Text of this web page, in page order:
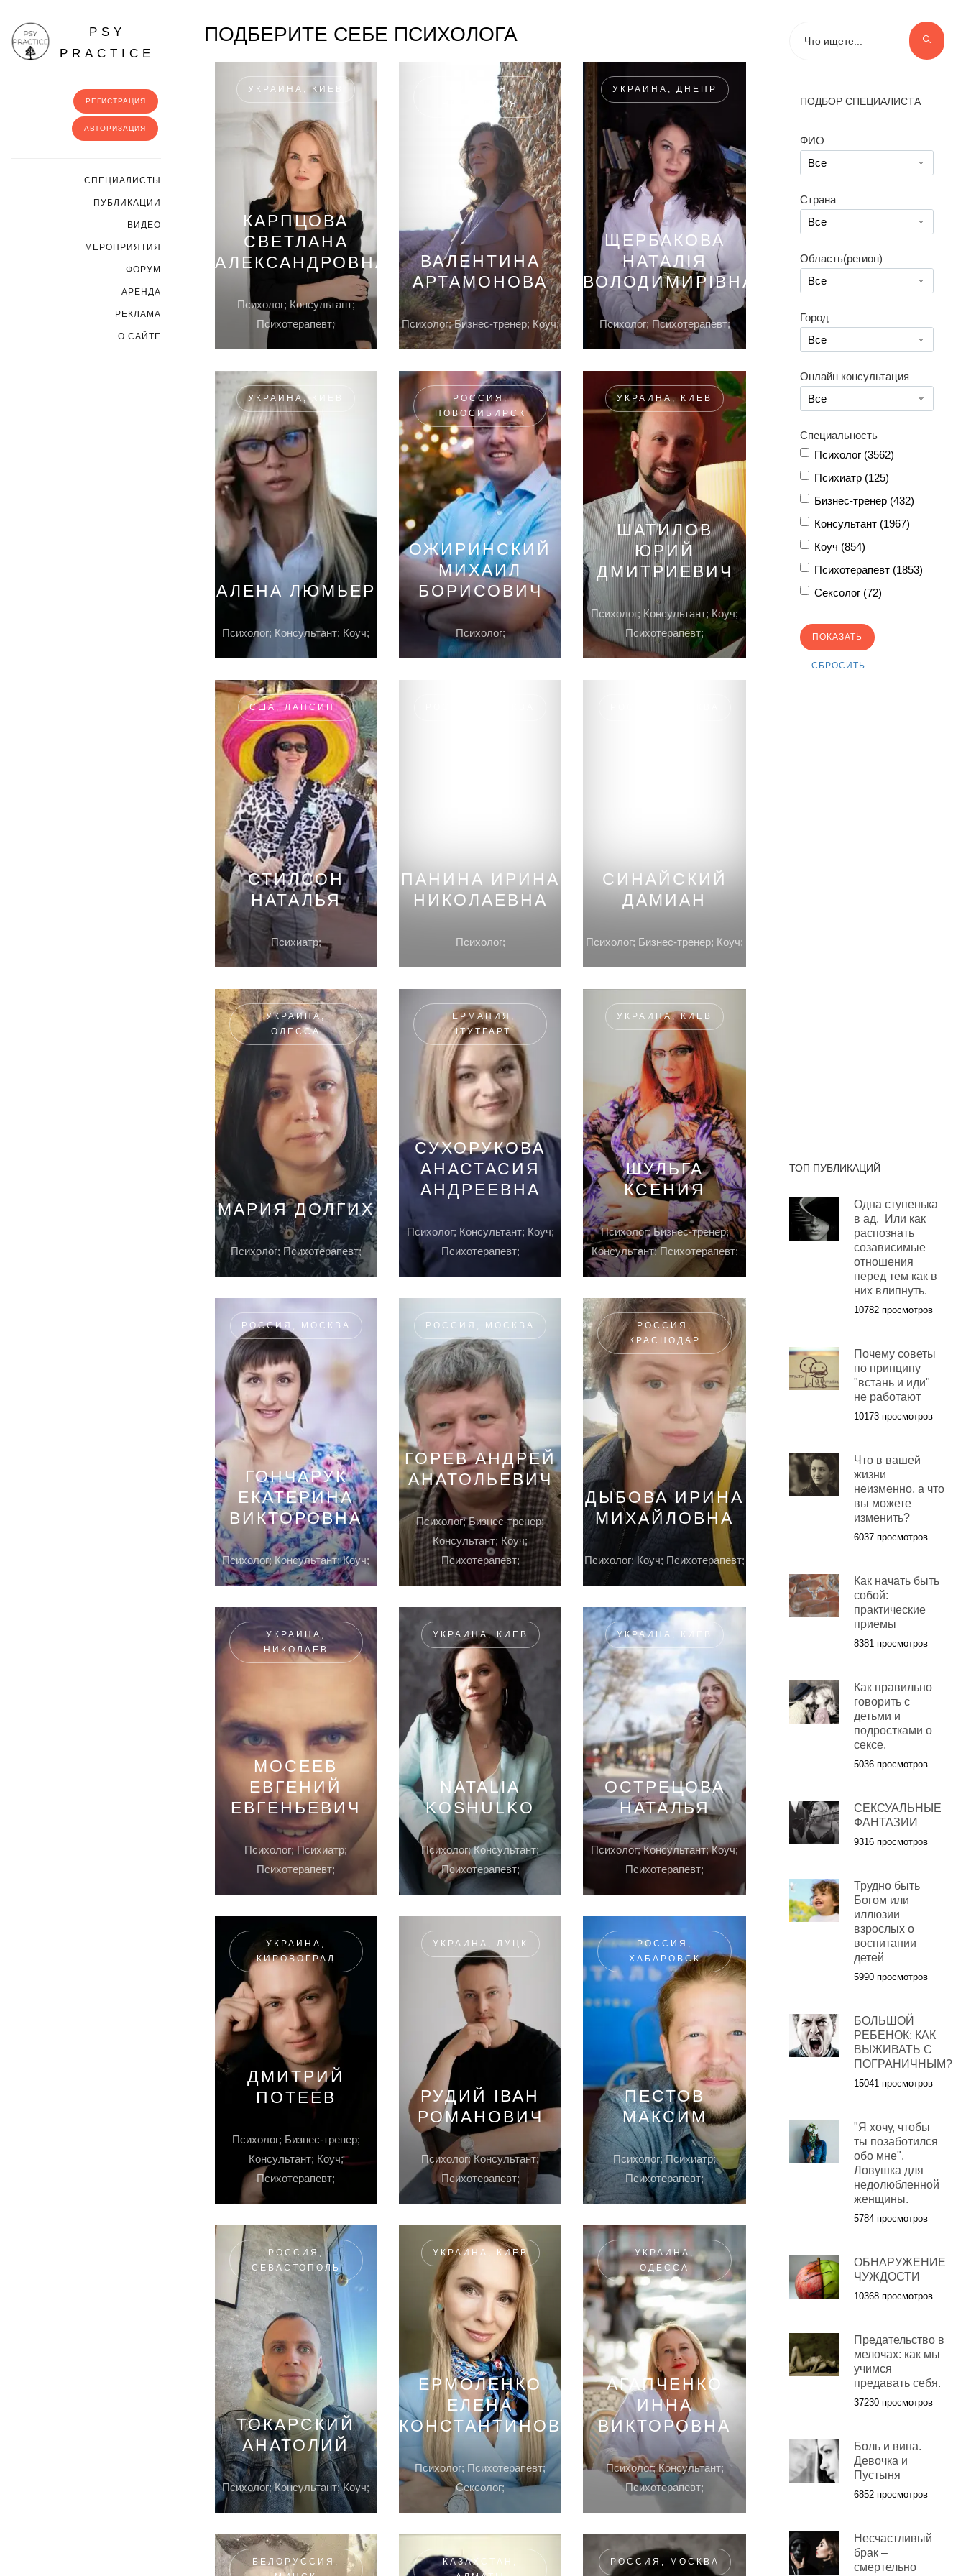
PSY
PRACTICE
РЕГИСТРАЦИЯ
АВТОРИЗАЦИЯ
CПЕЦИАЛИСТЫ
ПУБЛИКАЦИИ
ВИДЕО
МЕРОПРИЯТИЯ
ФОРУМ
АРЕНДА
РЕКЛАМА
О САЙТЕ
ПОДБЕРИТЕ СЕБЕ ПСИХОЛОГА
УКРАИНА, КИЕВ
КАРПЦОВА
СВЕТЛАНА
АЛЕКСАНДРОВНА
Психолог; Консультант;
Психотерапевт;
ФРАНЦИЯ,
НОРМАНДИЯ
ВАЛЕНТИНА
АРТАМОНОВА
Психолог; Бизнес-тренер; Коуч;
УКРАИНА, ДНЕПР
ЩЕРБАКОВА
НАТАЛІЯ
ВОЛОДИМИРІВНА
Психолог; Психотерапевт;
УКРАИНА, КИЕВ
АЛЕНА ЛЮМЬЕР
Психолог; Консультант; Коуч;
РОССИЯ,
НОВОСИБИРСК
ОЖИРИНСКИЙ
МИХАИЛ
БОРИСОВИЧ
Психолог;
УКРАИНА, КИЕВ
ШАТИЛОВ
ЮРИЙ
ДМИТРИЕВИЧ
Психолог; Консультант; Коуч;
Психотерапевт;
США, ЛАНСИНГ
СТИЛСОН
НАТАЛЬЯ
Психиатр;
ПАНИНА ИРИНА
НИКОЛАЕВНА
Психолог;
СИНАЙСКИЙ
ДАМИАН
Психолог; Бизнес-тренер; Коуч;
УКРАИНА,
ОДЕССА
МАРИЯ ДОЛГИХ
Психолог; Психотерапевт;
ГЕРМАНИЯ,
ШТУТГАРТ
СУХОРУКОВА
АНАСТАСИЯ
АНДРЕЕВНА
Психолог; Консультант; Коуч;
Психотерапевт;
УКРАИНА, КИЕВ
ШУЛЬГА
КСЕНИЯ
Психолог; Бизнес-тренер;
Консультант; Психотерапевт;
РОССИЯ, МОСКВА
ГОНЧАРУК
ЕКАТЕРИНА
ВИКТОРОВНА
Психолог; Консультант; Коуч;
РОССИЯ, МОСКВА
ГОРЕВ АНДРЕЙ
АНАТОЛЬЕВИЧ
Психолог; Бизнес-тренер;
Консультант; Коуч;
Психотерапевт;
РОССИЯ,
КРАСНОДАР
ДЫБОВА ИРИНА
МИХАЙЛОВНА
Психолог; Коуч; Психотерапевт;
УКРАИНА,
НИКОЛАЕВ
МОСЕЕВ
ЕВГЕНИЙ
ЕВГЕНЬЕВИЧ
Психолог; Психиатр;
Психотерапевт;
УКРАИНА, КИЕВ
NATALIA
KOSHULKO
Психолог; Консультант;
Психотерапевт;
УКРАИНА, КИЕВ
ОСТРЕЦОВА
НАТАЛЬЯ
Психолог; Консультант; Коуч;
Психотерапевт;
УКРАИНА,
КИРОВОГРАД
ДМИТРИЙ
ПОТЕЕВ
Психолог; Бизнес-тренер;
Консультант; Коуч;
Психотерапевт;
УКРАИНА, ЛУЦК
РУДИЙ ІВАН
РОМАНОВИЧ
Психолог; Консультант;
Психотерапевт;
РОССИЯ,
ХАБАРОВСК
ПЕСТОВ
МАКСИМ
Психолог; Психиатр;
Психотерапевт;
РОССИЯ,
СЕВАСТОПОЛЬ
ТОКАРСКИЙ
АНАТОЛИЙ
Психолог; Консультант; Коуч;
УКРАИНА, КИЕВ
ЕРМОЛЕНКО
ЕЛЕНА
КОНСТАНТИНОВНА
Психолог; Психотерапевт;
Сексолог;
УКРАИНА,
ОДЕССА
АГАПЧЕНКО
ИННА
ВИКТОРОВНА
Психолог; Консультант;
Психотерапевт;
БЕЛОРУССИЯ,
КАЗАХСТАН,
РОССИЯ, МОСКВА
ПОДБОР СПЕЦИАЛИСТА
ФИО
Все
Страна
Все
Область(регион)
Все
Город
Все
Онлайн консультация
Все
Специальность
Психолог (3562)
Психиатр (125)
Бизнес-тренер (432)
Консультант (1967)
Коуч (854)
Психотерапевт (1853)
Сексолог (72)
ТОП ПУБЛИКАЦИЙ
Одна ступенька
в ад. Или как
распознать
созависимые
отношения
перед тем как в
них влипнуть.
10782 просмотров
Почему советы
по принципу
"встань и иди"
не работают
10173 просмотров
Что в вашей
жизни
неизменно, а что
вы можете
изменить?
6037 просмотров
Как начать быть
собой:
практические
приемы
8381 просмотров
Как правильно
говорить с
детьми и
подростками о
сексе.
5036 просмотров
СЕКСУАЛЬНЫЕ
ФАНТАЗИИ
9316 просмотров
Трудно быть
Богом или
иллюзии
взрослых о
воспитании
детей
5990 просмотров
БОЛЬШОЙ
РЕБЕНОК: КАК
ВЫЖИВАТЬ С
ПОГРАНИЧНЫМ?
15041 просмотров
"Я хочу, чтобы
ты позаботился
обо мне".
Ловушка для
недолюбленной
женщины.
5784 просмотров
ОБНАРУЖЕНИЕ
ЧУЖДОСТИ
10368 просмотров
Предательство в
мелочах: как мы
учимся
предавать себя.
37230 просмотров
Боль и вина.
Девочка и
Пустыня
6852 просмотров
Несчастливый
брак –
смертельно